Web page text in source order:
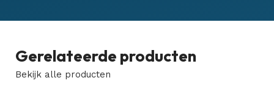
Gerelateerde producten
Bekijk alle producten